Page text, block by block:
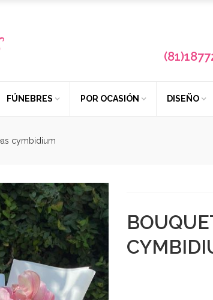
FÚNEBRES POR OCASIÓN DISEÑO
cymbidium